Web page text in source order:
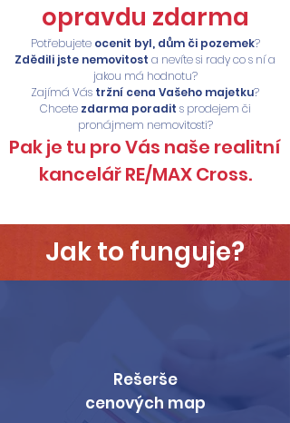
opravdu zdarma
Potřebujete ocenit byl, dům či pozemek?
Zdědili jste nemovitost a nevíte si rady co s ní a
jakou má hodnotu?
Zajímá Vás tržní cena Vašeho majetku?
Chcete zdarma poradit s prodejem či
pronájmem nemovitosti?
Pak je tu pro Vás naše realitní
kancelář RE/MAX Cross.
Jak to funguje?
Rešerše
cenových map